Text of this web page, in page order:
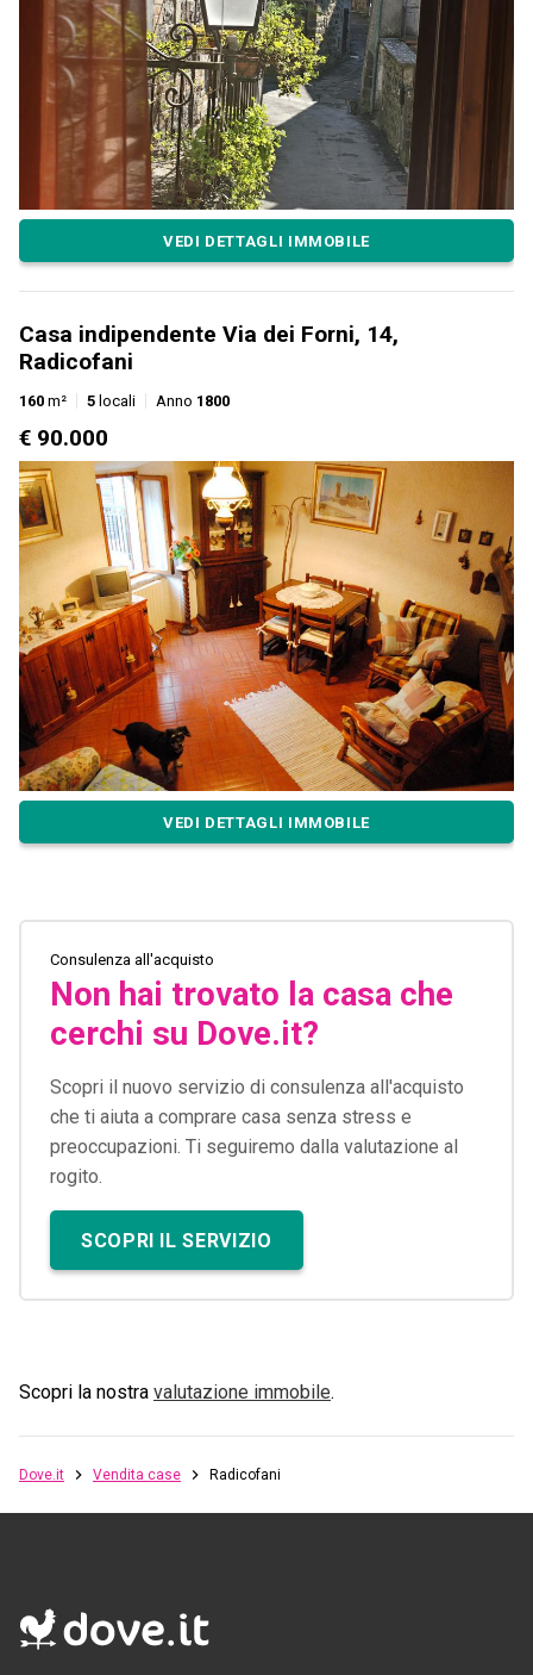
VEDI DETTAGLI IMMOBILE
Casa indipendente Via dei Forni, 14,
Radicofani
160 m² 5 locali Anno 1800
€ 90.000
VEDI DETTAGLI IMMOBILE
Consulenza all'acquisto
Non hai trovato la casa che
cerchi su Dove.it?
Scopri il nuovo servizio di consulenza all'acquisto
che ti aiuta a comprare casa senza stress e
preoccupazioni. Ti seguiremo dalla valutazione al
rogito.
SCOPRI IL SERVIZIO
Scopri la nostra valutazione immobile.
Dove.it Vendita case Radicofani